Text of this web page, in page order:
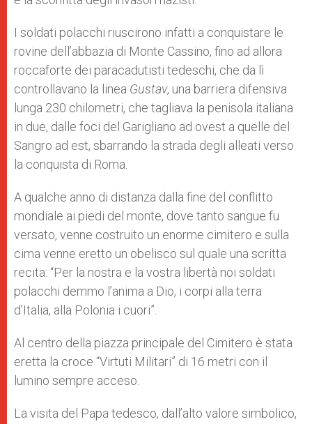
I soldati polacchi riuscirono infatti a conquistare le
rovine dell’abbazia di Monte Cassino, fino ad allora
roccaforte dei paracadutisti tedeschi, che da lì
controllavano la linea Gustav, una barriera difensiva
lunga 230 chilometri, che tagliava la penisola italiana
in due, dalle foci del Garigliano ad ovest a quelle del
Sangro ad est, sbarrando la strada degli alleati verso
la conquista di Roma.
A qualche anno di distanza dalla fine del conflitto
mondiale ai piedi del monte, dove tanto sangue fu
versato, venne costruito un enorme cimitero e sulla
cima venne eretto un obelisco sul quale una scritta
recita: “Per la nostra e la vostra libertà noi soldati
polacchi demmo l’anima a Dio, i corpi alla terra
d’Italia, alla Polonia i cuori”.
Al centro della piazza principale del Cimitero è stata
eretta la croce “Virtuti Militari” di 16 metri con il
lumino sempre acceso.
La visita del Papa tedesco, dall’alto valore simbolico,